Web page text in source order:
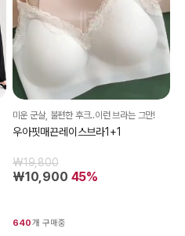
미운 군살, 불편한 후크..이런 브라는 그만!
우아핏매끈레이스브라1+1
₩19,800
₩10,900 45%
640개 구매중